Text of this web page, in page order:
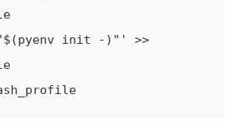
init -)"' >>